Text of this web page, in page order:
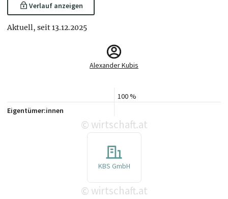
Verlauf anzeigen
Aktuell, seit 13.12.2025
Alexander Kubis
100 %
Eigentümer:innen
© wirtschaft.at
KBS GmbH
© wirtschaft.at